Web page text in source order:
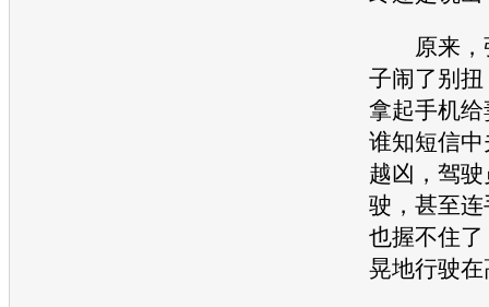
原来，
子闹了别
拿起手机
谁知短信
越凶，驾
驶，甚至
也握不住
晃地行驶